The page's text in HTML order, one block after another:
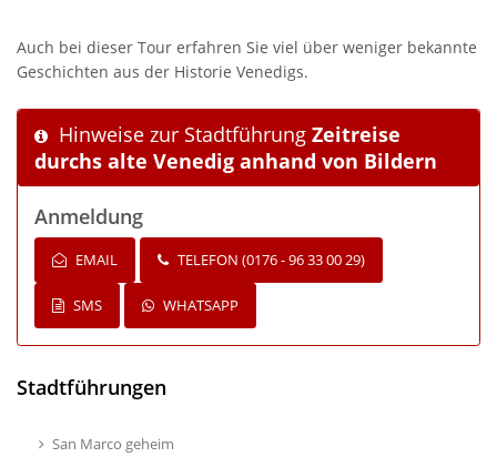
Auch bei dieser Tour erfahren Sie viel über weniger bekannte
Geschichten aus der Historie Venedigs.
Hinweise zur Stadtführung Zeitreise
durchs alte Venedig anhand von Bildern
Anmeldung
EMAIL TELEFON (0176 - 96 33 00 29)
SMS WHATSAPP
Stadtführungen
San Marco geheim